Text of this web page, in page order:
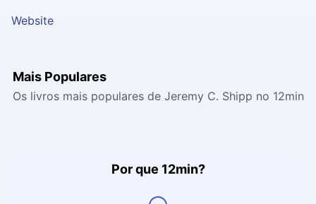
Website
Mais Populares
Os livros mais populares de Jeremy C. Shipp no 12min
Por que 12min?